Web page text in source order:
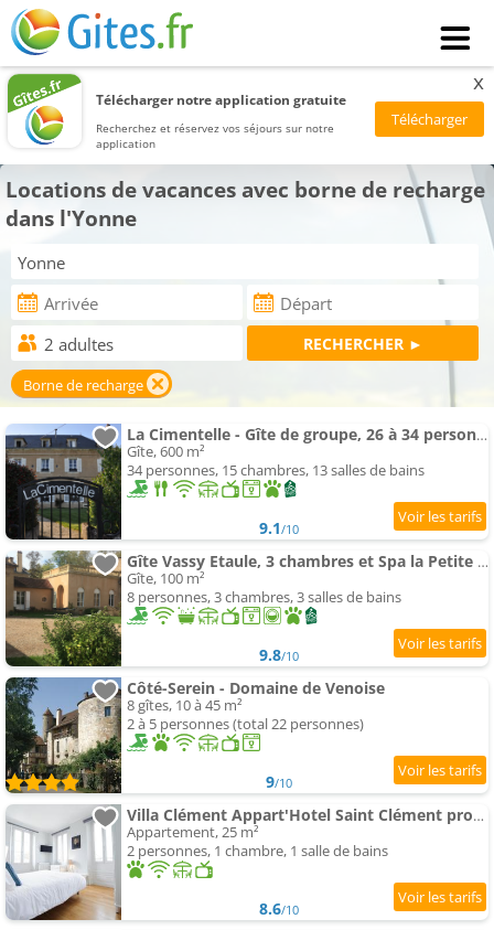
Télécharger notre application gratuite
Recherchez et réservez vos séjours sur notre
application
x
Locations de vacances avec borne de recharge
dans l'Yonne
Borne de recharge
La Cimentelle - Gîte de groupe, 26 à 34 personnes - pdj compris
Gîte, 600 m²
34 personnes, 15 chambres, 13 salles de bains
9.1/10
Gîte Vassy Etaule, 3 chambres et Spa la Petite Cimentelle
Gîte, 100 m²
8 personnes, 3 chambres, 3 salles de bains
9.8/10
Côté-Serein - Domaine de Venoise
8 gîtes, 10 à 45 m²
2 à 5 personnes (total 22 personnes)
9/10
Villa Clément Appart'Hotel Saint Clément proche de Sens
Appartement, 25 m²
2 personnes, 1 chambre, 1 salle de bains
8.6/10